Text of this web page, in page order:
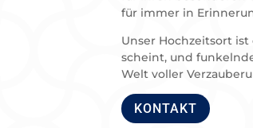
für immer in
Unser Hochzeitsort
scheint, und
Welt voller
KONTAKT